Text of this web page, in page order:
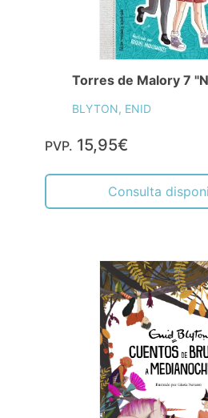
Torres de Malory 7
BLYTON, ENID
PVP. 15,95€
Consulta